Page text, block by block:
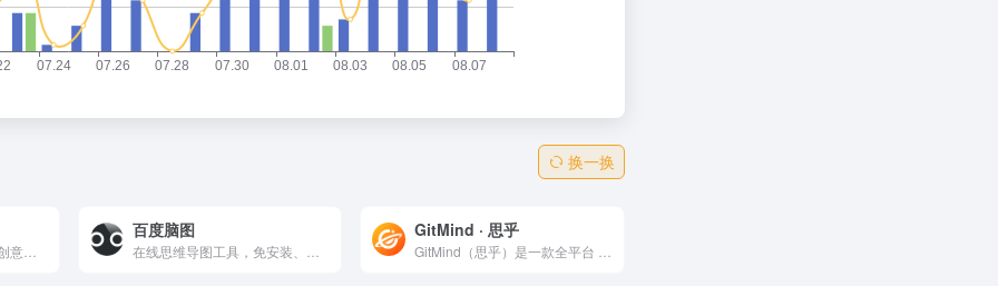
换一换
一个点燃团队协作和激发创意的空间，集aigc，一键PPT，思维导图，笔记文档多种创意表达能力于一体，将团队工作效率提升到新的层次。
百度脑图 GitMind · 思乎